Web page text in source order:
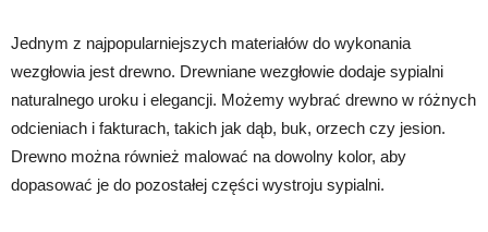
Jednym z najpopularniejszych materiałów do wykonania
wezgłowia jest drewno. Drewniane wezgłowie dodaje sypialni
naturalnego uroku i elegancji. Możemy wybrać drewno w różnych
odcieniach i fakturach, takich jak dąb, buk, orzech czy jesion.
Drewno można również malować na dowolny kolor, aby
dopasować je do pozostałej części wystroju sypialni.